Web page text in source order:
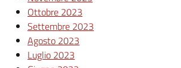
Ottobre 2023
Settembre 2023
Agosto 2023
Luglio 2023